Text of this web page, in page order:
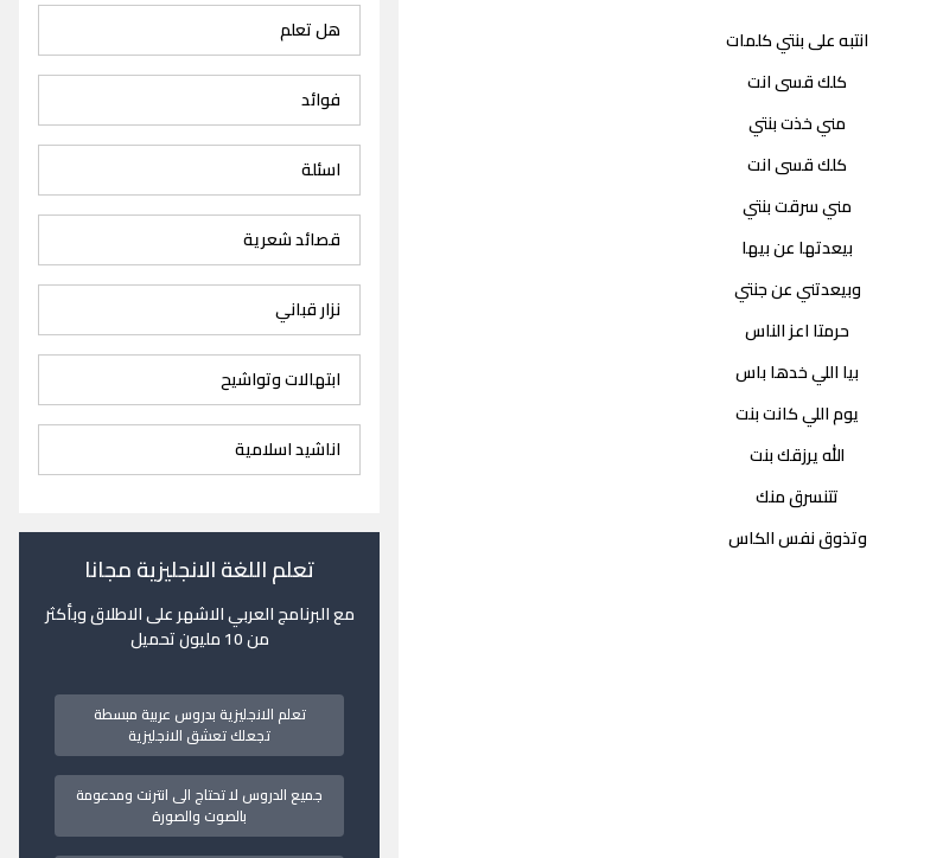
انتبه على بنتي كلمات
كلك قسى انت
مني خذت بنتي
كلك قسى انت
مني سرقت بنتي
بيعدتها عن بيها
وبيعدتني عن جنتي
حرمتا اعز الناس
بيا اللي خدها باس
يوم اللي كانت بنت
الله يرزقك بنت
تتنسرق منك
وتذوق نفس الكاس
هل تعلم
فوائد
اسئلة
قصائد شعرية
نزار قباني
ابتهالات وتواشيح
اناشيد اسلامية
تعلم اللغة الانجليزية مجانا
مع البرنامج العربي الاشهر على الاطلاق وبأكثر
من 10 مليون تحميل
تعلم الانجليزية بدروس عربية مبسطة
تجعلك تعشق الانجليزية
جميع الدروس لا تحتاج الى انترنت ومدعومة
بالصوت والصورة